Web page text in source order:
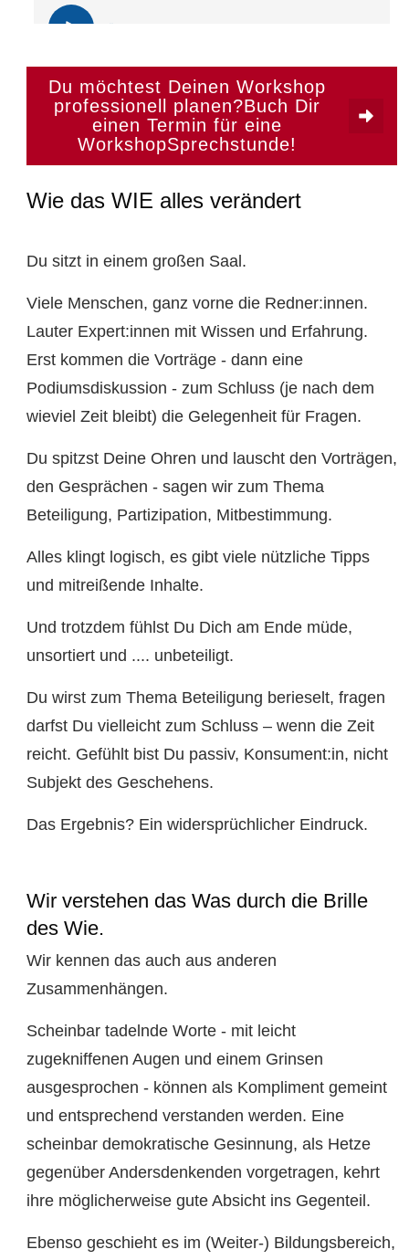
Du möchtest Deinen Workshop
professionell planen?Buch Dir
einen Termin für eine
WorkshopSprechstunde!
Wie das WIE alles verändert
Du sitzt in einem großen Saal.
Viele Menschen, ganz vorne die Redner:innen.
Lauter Expert:innen mit Wissen und Erfahrung.
Erst kommen die Vorträge - dann eine
Podiumsdiskussion - zum Schluss (je nach dem
wieviel Zeit bleibt) die Gelegenheit für Fragen.
Du spitzst Deine Ohren und lauscht den Vorträgen,
den Gesprächen - sagen wir zum Thema
Beteiligung, Partizipation, Mitbestimmung.
Alles klingt logisch, es gibt viele nützliche Tipps
und mitreißende Inhalte.
Und trotzdem fühlst Du Dich am Ende müde,
unsortiert und .... unbeteiligt.
Du wirst zum Thema Beteiligung berieselt, fragen
darfst Du vielleicht zum Schluss – wenn die Zeit
reicht. Gefühlt bist Du passiv, Konsument:in, nicht
Subjekt des Geschehens.
Das Ergebnis? Ein widersprüchlicher Eindruck.
Wir verstehen das Was durch die Brille
des Wie.
Wir kennen das auch aus anderen
Zusammenhängen.
Scheinbar tadelnde Worte - mit leicht
zugekniffenen Augen und einem Grinsen
ausgesprochen - können als Kompliment gemeint
und entsprechend verstanden werden. Eine
scheinbar demokratische Gesinnung, als Hetze
gegenüber Andersdenkenden vorgetragen, kehrt
ihre möglicherweise gute Absicht ins Gegenteil.
Ebenso geschieht es im (Weiter-) Bildungsbereich,